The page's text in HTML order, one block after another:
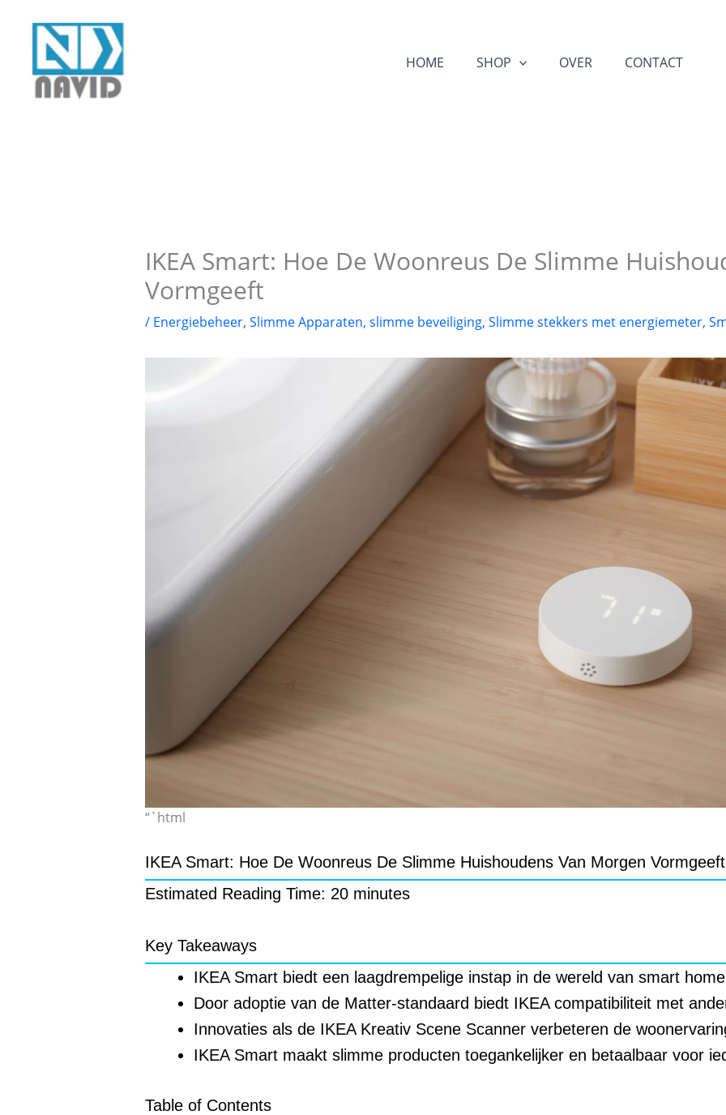
inhoud
HOME SHOP OVER CONTACT
IKEA Smart: Hoe De Woonreus De Slimme
Vormgeeft
/ Energiebeheer, Slimme Apparaten, slimme beveiliging, Slimme stekkers met energiemeter,
“`html
IKEA Smart: Hoe De Woonreus De Slimme Huishoudens Van Morgen Vormgeeft
Estimated Reading Time: 20 minutes
Key Takeaways
IKEA Smart biedt een laagdrempelige instap in de wereld van smart
Door adoptie van de Matter-standaard biedt IKEA compatibiliteit met
Innovaties als de IKEA Kreativ Scene Scanner verbeteren de
IKEA Smart maakt slimme producten toegankelijker en betaalbaar voor
Table of Contents